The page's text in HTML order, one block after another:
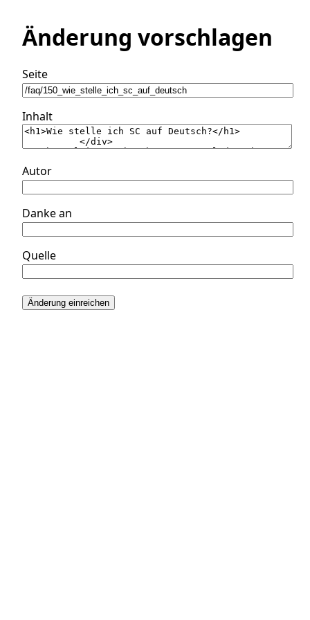
Änderung vorschlagen
Seite
Inhalt
Autor
Danke an
Quelle
Änderung einreichen